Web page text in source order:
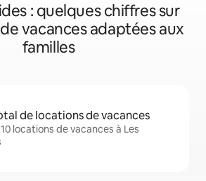
: quelques chiffres sur
vacances adaptées aux
familles
de locations de vacances
locations de vacances à Les